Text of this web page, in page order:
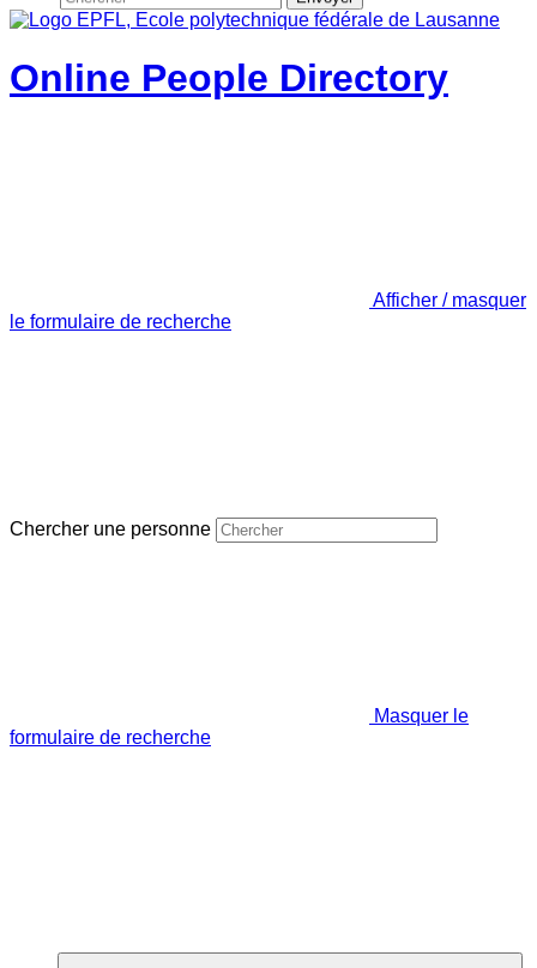
Online People Directory
Afficher / masquer
le formulaire de recherche
Chercher une personne
Masquer le
formulaire de recherche